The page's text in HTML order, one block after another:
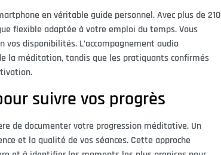
en véritable guide personnel. Avec plus de 210
flexible adaptée à votre emploi du temps. Vous
vos disponibilités. L’accompagnement audio
la méditation, tandis que les pratiquants confirmés
suivre vos progrès
de documenter votre progression méditative. Un
et la qualité de vos séances. Cette approche